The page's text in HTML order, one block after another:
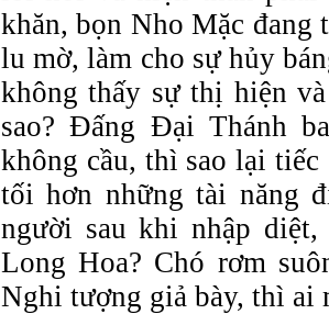
khăn, bọn Nho Mặc đang
lu mờ, làm cho sự hủy
không thấy sự thị hiện
sao? Đấng Đại Thánh
không cầu, thì sao lại tiếc
tối hơn những tài năng
người sau khi nhập
Long Hoa? Chó rơm
Nghi tượng giả bày, thì ai